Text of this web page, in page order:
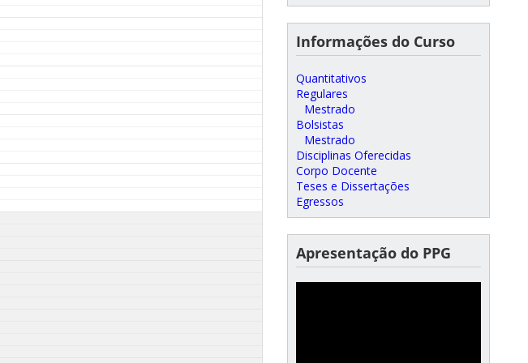
Informações do Curso
Quantitativos
Regulares
Mestrado
Bolsistas
Mestrado
Disciplinas Oferecidas
Corpo Docente
Teses e Dissertações
Egressos
Apresentação do PPG